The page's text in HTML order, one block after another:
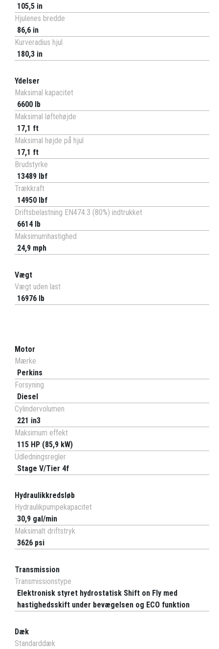
105,5 in
Hjulenes bredde
86,6 in
Kurveradius hjul
180,3 in
Ydelser
Maksimal kapacitet
6600 lb
Maksimal løftehøjde
17,1 ft
Maksimal højde på hjul
17,1 ft
Brudstyrke
13489 lbf
Trækkraft
14950 lbf
Driftsbelastning EN474.3 (80%) indtrukket
6614 lb
Maksimumhastighed
24,9 mph
Vægt
Vægt uden last
16976 lb
Motor
Mærke
Perkins
Forsyning
Diesel
Cylindervolumen
221 in3
Maksimum effekt
115 HP (85,9 kW)
Udledningsregler
Stage V/Tier 4f
Hydraulikkredsløb
Hydraulikpumpekapacitet
30,9 gal/min
Maksimalt driftstryk
3626 psi
Transmission
Transmissionstype
Elektronisk styret hydrostatisk Shift on Fly med
hastighedsskift under bevægelsen og ECO funktion
Dæk
Standarddæk